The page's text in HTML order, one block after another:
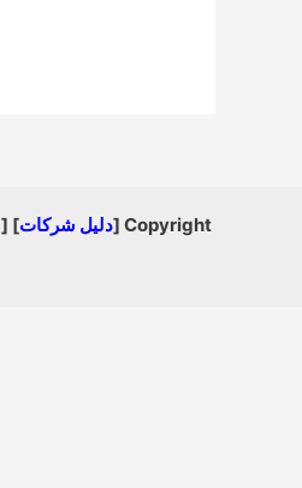
Copyright [ دليل شركات] [2023] [